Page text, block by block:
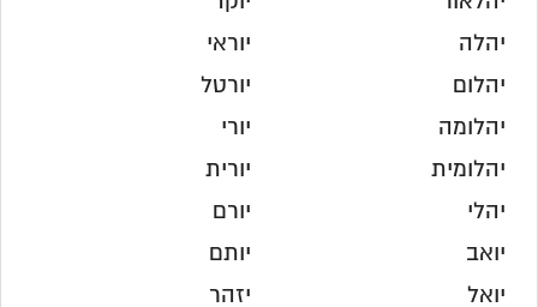
יהלה
יהלום
יהלומה
יהלומית
יהלי
יואב
יואל
יוראי
יורטל
יורי
יורית
יורם
יותם
יזהר